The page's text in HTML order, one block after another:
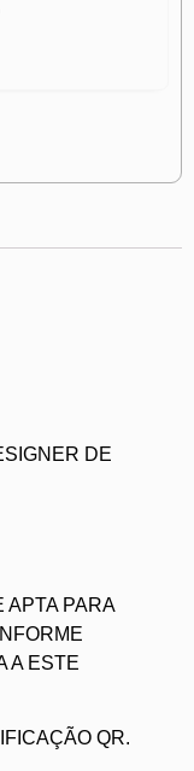
DE
APTA PARA
A ESTE
QR.